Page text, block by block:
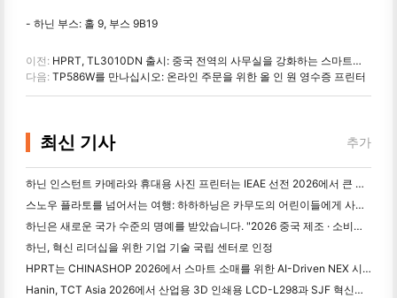
- 하닌 부스: 홀 9, 부스 9B19
이전: HPRT, TL3010DN 출시: 중국 전역의 사무실을 강화하는 스마트하고 완전히 독립적인 레이저 프린터
다음: TP586W를 만나십시오: 온라인 주문을 위한 올 인 원 영수증 프린터
최신 기사 추가
하닌 인스턴트 카메라와 휴대용 사진 프린터는 IEAE 선전 2026에서 큰 관심을 끌고 있습니다.
스노우 플라토를 넘어서는 여행: 하하하닝은 카무도의 어린이들에게 사진 교육 프로그램을 제공합니다.
하닌은 새로운 국가 수준의 명예를 받았습니다. "2026 중국 제조 · 소비자의 신뢰할 수 있는 브랜드"로 선정되었습니다.
하닌, 혁신 리더십을 위한 기업 기술 국립 센터로 인정
HPRT는 CHINASHOP 2026에서 스마트 소매를 위한 AI-Driven NEX 시리즈를 전시
Hanin, TCT Asia 2026에서 산업용 3D 인쇄용 LCD-L298과 SJF 혁신을 발표